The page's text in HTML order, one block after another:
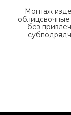
Монтаж
без